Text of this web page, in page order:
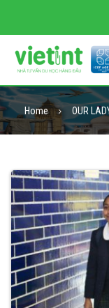
Home OUR